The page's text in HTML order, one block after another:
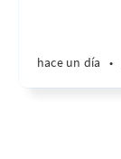
hace un día •